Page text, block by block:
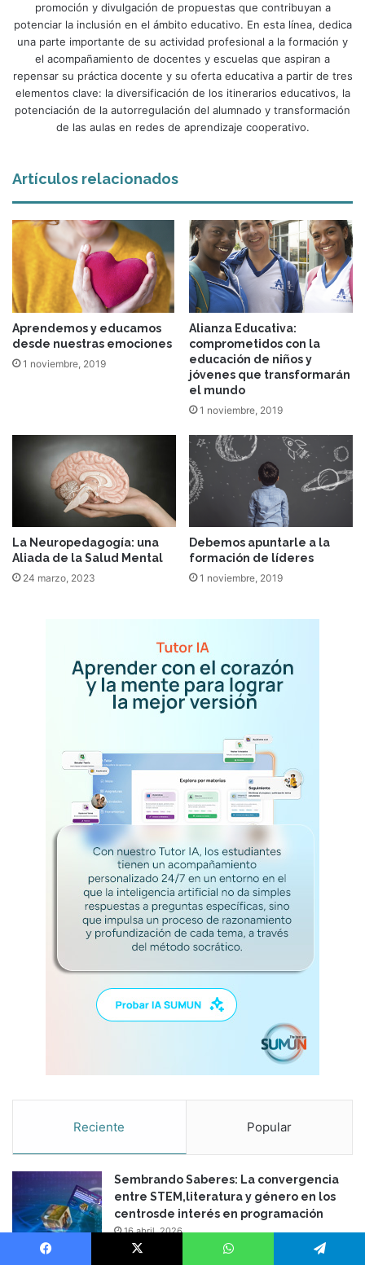
promoción y divulgación de propuestas que contribuyan a
potenciar la inclusión en el ámbito educativo. En esta línea, dedica
una parte importante de su actividad profesional a la formación y
el acompañamiento de docentes y escuelas que aspiran a
repensar su práctica docente y su oferta educativa a partir de tres
elementos clave: la diversificación de los itinerarios educativos, la
potenciación de la autorregulación del alumnado y transformación
de las aulas en redes de aprendizaje cooperativo.
Artículos relacionados
Aprendemos y educamos
desde nuestras emociones
1 noviembre, 2019
Alianza Educativa:
comprometidos con la
educación de niños y
jóvenes que transformarán
el mundo
1 noviembre, 2019
La Neuropedagogía: una
Aliada de la Salud Mental
24 marzo, 2023
Debemos apuntarle a la
formación de líderes
1 noviembre, 2019
Reciente Popular
Sembrando Saberes: La convergencia
entre STEM,literatura y género en los
centrosde interés en programación
16 abril, 2026
Edición 37 – Generaciones conectadas: